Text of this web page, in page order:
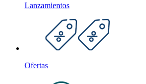
Lanzamientos
Ofertas